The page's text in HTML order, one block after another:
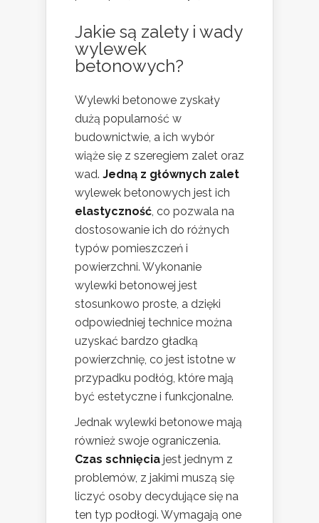
Jakie są zalety i wady
wylewek
betonowych?
Wylewki betonowe zyskały
dużą popularność w
budownictwie, a ich wybór
wiąże się z szeregiem zalet oraz
wad. Jedną z głównych zalet
wylewek betonowych jest ich
elastyczność, co pozwala na
dostosowanie ich do różnych
typów pomieszczeń i
powierzchni. Wykonanie
wylewki betonowej jest
stosunkowo proste, a dzięki
odpowiedniej technice można
uzyskać bardzo gładką
powierzchnię, co jest istotne w
przypadku podłóg, które mają
być estetyczne i funkcjonalne.
Jednak wylewki betonowe mają
również swoje ograniczenia.
Czas schnięcia jest jednym z
problemów, z jakimi muszą się
liczyć osoby decydujące się na
ten typ podłogi. Wymagają one